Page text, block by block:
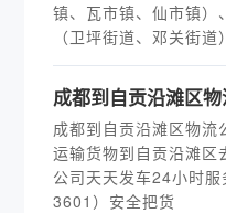
镇、瓦市镇、仙市镇
（卫坪街道、邓关街
成都到自贡沿滩区
成都到自贡沿滩区物流
运输货物到自贡沿滩区
公司天天发车24小时
3601）安全把货